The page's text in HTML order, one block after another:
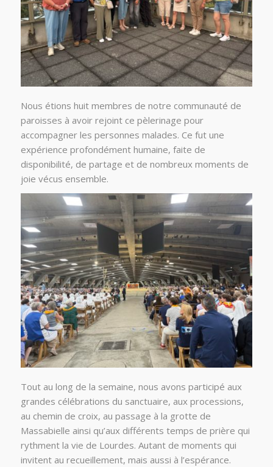
Nous étions huit membres de notre communauté de
paroisses à avoir rejoint ce pèlerinage pour
accompagner les personnes malades. Ce fut une
expérience profondément humaine, faite de
disponibilité, de partage et de nombreux moments de
joie vécus ensemble.
Tout au long de la semaine, nous avons participé aux
grandes célébrations du sanctuaire, aux processions,
au chemin de croix, au passage à la grotte de
Massabielle ainsi qu’aux différents temps de prière qui
rythment la vie de Lourdes. Autant de moments qui
invitent au recueillement, mais aussi à l’espérance.